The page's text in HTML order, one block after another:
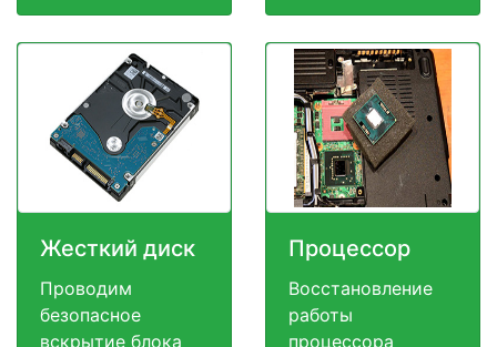
Жесткий диск
Проводим
безопасное
вскрытие блока
Процессор
Восстановление
работы
процессора